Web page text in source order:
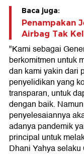
Baca juga:
Penampakan
Airbag Tak
"Kami sebagai
berkomitmen untuk
dan kami yakin dari
penyelidikan yang
transparan, untuk
dengan baik.
penyelesaiannya
adanya pandemik
principal untuk
Dhani Yahya